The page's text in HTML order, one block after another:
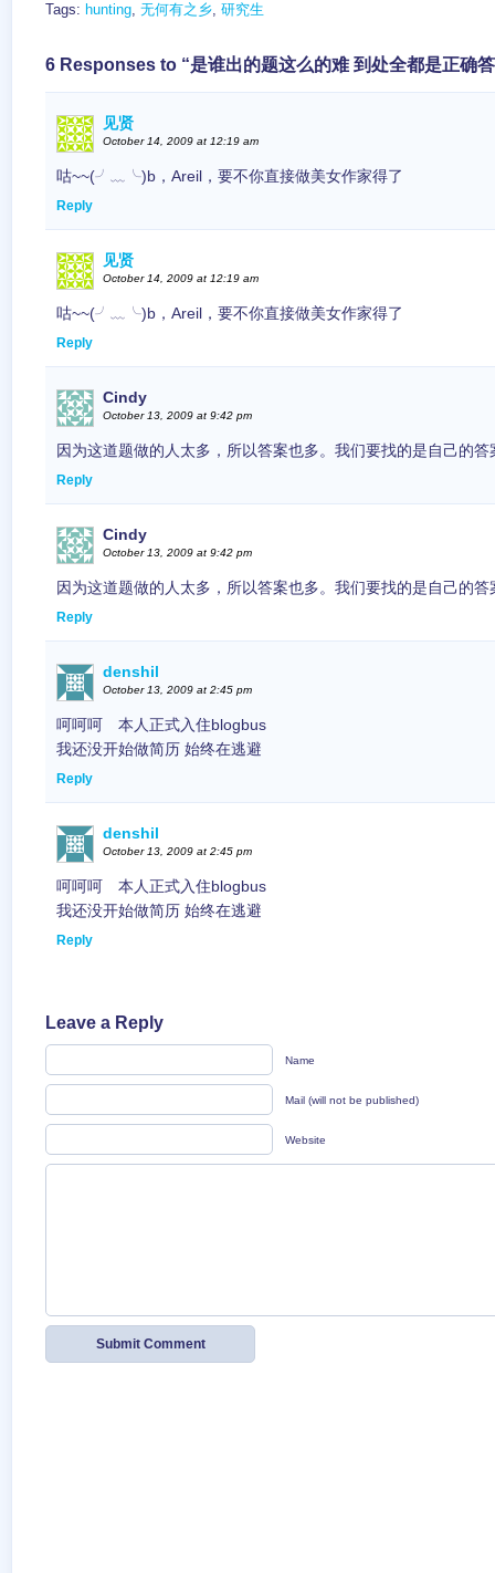
Tags: hunting, 无何有之乡, 研究生
6 Responses to “是谁出的题这么的难 到处全都是正确
见贤
October 14, 2009 at 12:19 am
咕~~(╯﹏╰)b，Areil，要不你直接做美女作家得了
Reply
见贤
October 14, 2009 at 12:19 am
咕~~(╯﹏╰)b，Areil，要不你直接做美女作家得了
Reply
Cindy
October 13, 2009 at 9:42 pm
因为这道题做的人太多，所以答案也多。我们要找的是自己的答
Reply
Cindy
October 13, 2009 at 9:42 pm
因为这道题做的人太多，所以答案也多。我们要找的是自己的答
Reply
denshil
October 13, 2009 at 2:45 pm
呵呵呵 本人正式入住blogbus
我还没开始做简历 始终在逃避
Reply
denshil
October 13, 2009 at 2:45 pm
呵呵呵 本人正式入住blogbus
我还没开始做简历 始终在逃避
Reply
Leave a Reply
Name
Mail (will not be published)
Website